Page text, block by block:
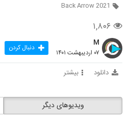
Back Arrow 2021
۱,۸۰۶
M
۰۷ اردیبهشت ۱۴۰۱ دنبال کردن
دانلود بیشتر
ویدیوهای دیگر